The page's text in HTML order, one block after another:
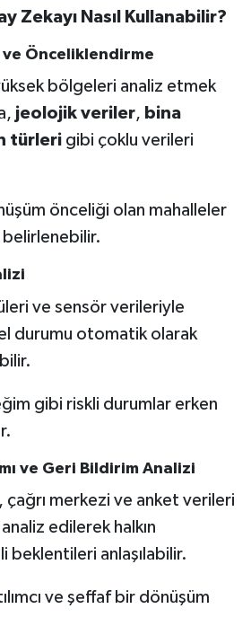
Zekayı Nasıl Kullanabilir?
ve Önceliklendirme
bölgeleri analiz etmek
jeolojik veriler, bina
türlerigibi çoklu verileri
önceliği olan mahalleler
belirlenebilir.
ve sensör verileriyle
durumu otomatik olarak
gibi riskli durumlar erken
ve Geri Bildirim Analizi
çağrı merkezi ve anket verileri
edilerek halkın
beklentileri anlaşılabilir.
ve şeffaf bir dönüşüm